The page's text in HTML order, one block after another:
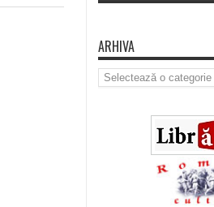
ARHIVA
Arhiva